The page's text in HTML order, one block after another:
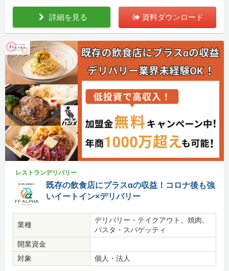
詳細を見る 資料ダウンロード
レストランデリバリー
既存の飲食店にプラスαの収益！コロナ後も強
いイートイン×デリバリー
業種
デリバリー・テイクアウト、焼肉、
パスタ・スパゲッティ
開業資金
対象
個人・法人